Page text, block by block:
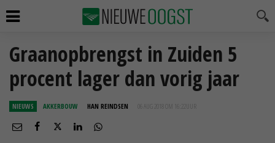
Graanopbrengst in Zuiden 5
procent lager dan vorig jaar
NIEUWS AKKERBOUW HAN REINDSEN 06 AUG 2018 OM 16:22